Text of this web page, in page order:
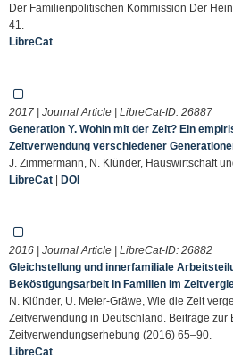
Der Familienpolitischen Kommission Der
41.
LibreCat
2017 | Journal Article | LibreCat-ID: 26887
Generation Y. Wohin mit der Zeit? Ein
Zeitverwendung verschiedener
J. Zimmermann, N. Klünder, Hauswirtschaft
LibreCat | DOI
2016 | Journal Article | LibreCat-ID: 26882
Gleichstellung und innerfamiliale
Beköstigungsarbeit in Familien im
N. Klünder, U. Meier-Gräwe, Wie die Zeit
Zeitverwendung in Deutschland. Beiträge zur
Zeitverwendungserhebung (2016) 65–90.
LibreCat